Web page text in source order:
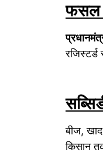
फसल
रजिस्टर्ड
बीज,
किसान